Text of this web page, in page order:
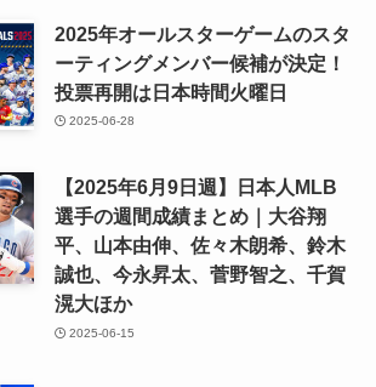
2025年オールスターゲームのスタ
ーティングメンバー候補が決定！
投票再開は日本時間火曜日
2025-06-28
【2025年6月9日週】日本人MLB
選手の週間成績まとめ｜大谷翔
平、山本由伸、佐々木朗希、鈴木
誠也、今永昇太、菅野智之、千賀
滉大ほか
2025-06-15